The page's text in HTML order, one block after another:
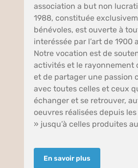
association a but non
1988, constituée
bénévoles, est ouverte à
interéssée par l’art de 1900
Notre vocation est de
activités et le rayonnement
et de partager une passion
avec toutes celles et ceux
échanger et se retrouver,
oeuvres réalisées depuis
» jusqu’à celles produites
En savoir plus